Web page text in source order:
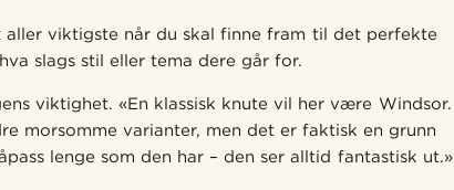
aller viktigste når du skal finne fram til det perfekte
slags stil eller tema dere går for.
viktighet. «En klassisk knute vil her være Windsor.
morsomme varianter, men det er faktisk en grunn
lenge som den har – den ser alltid fantastisk ut.»